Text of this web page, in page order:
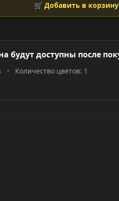
🛒 Добавить в корзину
будут доступны после
• Количество цветов: 1